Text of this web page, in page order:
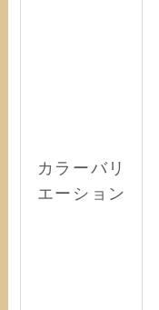
カラーバリ
エーション